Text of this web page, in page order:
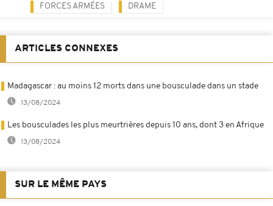
FORCES ARMÉES DRAME
ARTICLES CONNEXES
Madagascar : au moins 12 morts dans une bousculade dans un stade
13/08/2024
Les bousculades les plus meurtrières depuis 10 ans, dont 3 en Afrique
13/08/2024
SUR LE MÊME PAYS